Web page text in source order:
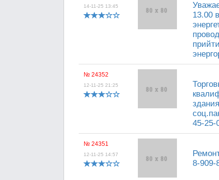
14-11-25 13:45
13.00
№ 24352
12-11-25 21:25
45-25-
№ 24351
12-11-25 14:57
8-909-